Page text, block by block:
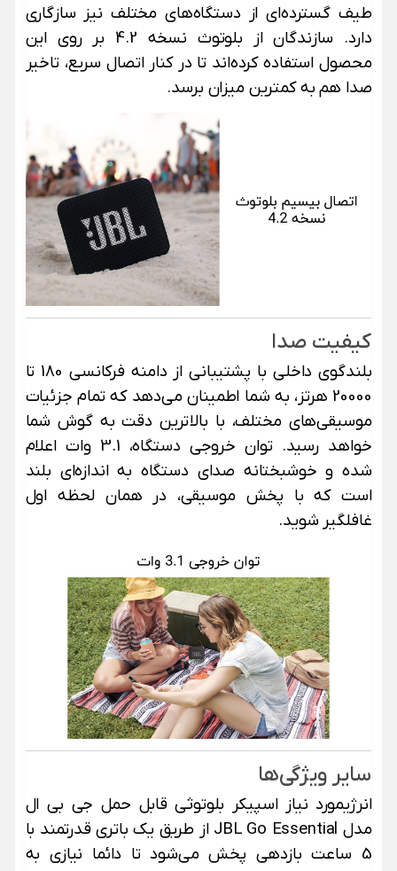
طیف گسترده‌ای از دستگاه‌های مختلف نیز سازگاری
دارد. سازندگان از بلوتوث نسخه 4.2 بر روی این
محصول استفاده کرده‌اند تا در کنار اتصال سریع، تاخیر
صدا هم به کمترین میزان برسد.
کیفیت صدا
بلندگوی داخلی با پشتیبانی از دامنه فرکانسی 180 تا
20000 هرتز، به شما اطمینان می‌دهد که تمام جزئیات
موسیقی‌های مختلف، با بالاترین دقت به گوش شما
خواهد رسید. توان خروجی دستگاه، 3.1 وات اعلام
شده و خوشبختانه صدای دستگاه به اندازه‌ای بلند
است که با پخش موسیقی، در همان لحظه اول
غافلگیر شوید.
سایر ویژگی‌ها
انرژیمورد نیاز اسپیکر بلوتوثی قابل حمل جی بی ال
مدل JBL Go Essential از طریق یک باتری قدرتمند با
5 ساعت بازدهی پخش می‌شود تا دائما نیازی به